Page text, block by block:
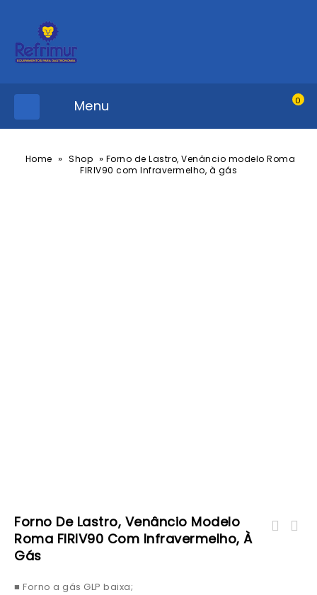
Menu 0
Home » Shop » Forno de Lastro, Venâncio modelo Roma
FIRIV90 com Infravermelho, à gás
Forno De Lastro, Venâncio Modelo
Roma FIRIV90 Com Infravermelho, À
Gás
■ Forno a gás GLP baixa;